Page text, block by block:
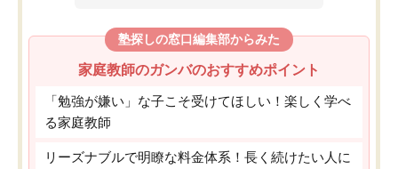
塾探しの窓口編集部からみた
家庭教師のガンバのおすすめポイント
「勉強が嫌い」な子こそ受けてほしい！楽しく学べ
る家庭教師
リーズナブルで明瞭な料金体系！長く続けたい人に